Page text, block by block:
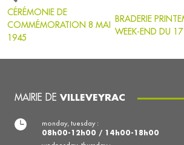
CÉRÉMONIE DE
COMMÉMORATION 8 MAI
1945
BRADERIE
WEEK-END DU
MAIRIE DE VILLEVEYRAC
monday, tuesday :
08h00-12h00 / 14h00-18h00